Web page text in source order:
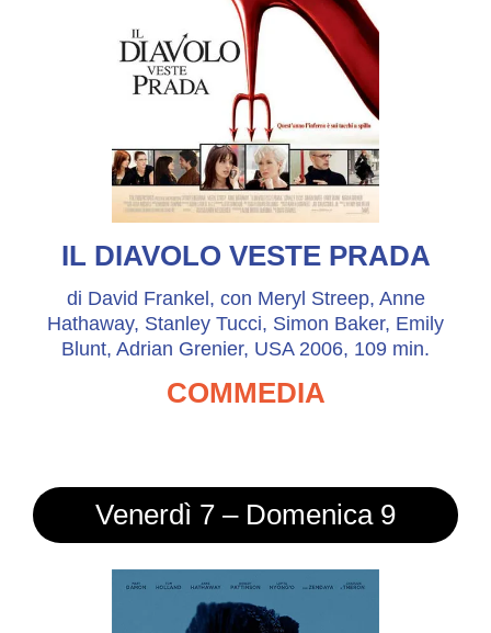
IL DIAVOLO VESTE PRADA
di David Frankel, con Meryl Streep, Anne
Hathaway, Stanley Tucci, Simon Baker, Emily
Blunt, Adrian Grenier, USA 2006, 109 min.
COMMEDIA
Venerdì 7 – Domenica 9